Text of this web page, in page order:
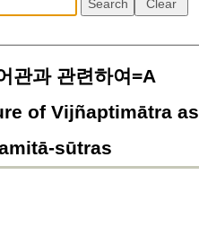
관과 관련하여=A
of Vijñaptimātra as
sūtras